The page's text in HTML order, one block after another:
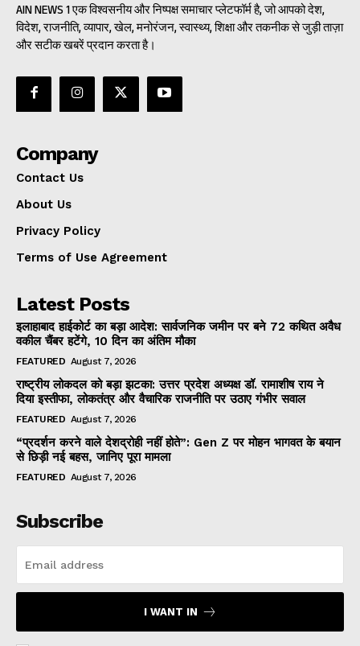
AIN NEWS 1 एक विश्वसनीय और निष्पक्ष समाचार प्लेटफॉर्म है, जो आपको देश,
विदेश, राजनीति, व्यापार, खेल, मनोरंजन, स्वास्थ्य, शिक्षा और तकनीक से जुड़ी ताज़ा
और सटीक खबरें प्रदान करता है।
Company
Contact Us
About Us
Privacy Policy
Terms of Use Agreement
Latest Posts
इलाहाबाद हाईकोर्ट का बड़ा आदेश: सार्वजनिक जमीन पर बने 72 कथित अवैध
वकील चैंबर हटेंगे, 10 दिन का अंतिम मौका
FEATURED August 7, 2026
राष्ट्रीय लोकदल को बड़ा झटका: उत्तर प्रदेश अध्यक्ष डॉ. रामाशीष राय ने
दिया इस्तीफा, लोकतंत्र और वैचारिक राजनीति पर उठाए गंभीर सवाल
FEATURED August 7, 2026
“प्रदर्शन करने वाले देशद्रोही नहीं होते”: Gen Z पर मोहन भागवत के बयान
से छिड़ी नई बहस, जानिए पूरा मामला
FEATURED August 7, 2026
Subscribe
I WANT IN